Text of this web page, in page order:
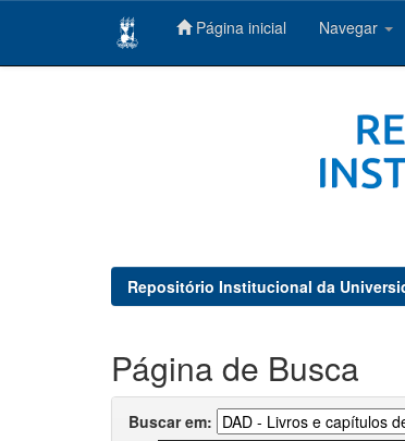
Página inicial Navegar
Repositório Institucional da
Página de Busca
Buscar em: